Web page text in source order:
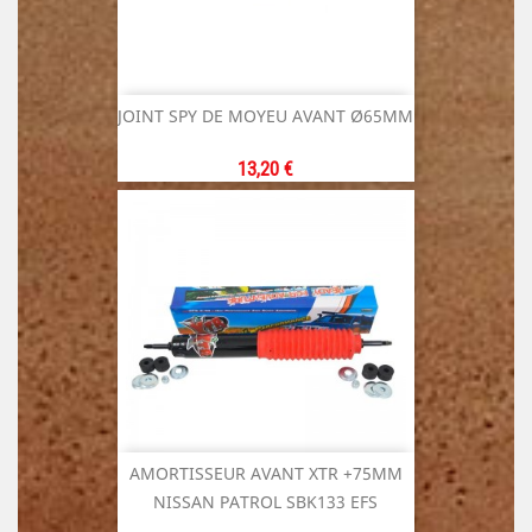
JOINT SPY DE MOYEU AVANT Ø65MM
Prix
13,20 €
AMORTISSEUR AVANT XTR +75MM
NISSAN PATROL SBK133 EFS